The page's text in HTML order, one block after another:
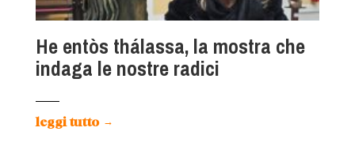
He entòs thálassa, la mostra che
indaga le nostre radici
leggi tutto →